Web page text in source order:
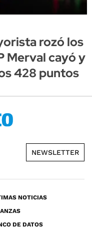
rozó los
Merval cayó y
428 puntos
NEWSLETTER
NOTICIAS
DE DATOS